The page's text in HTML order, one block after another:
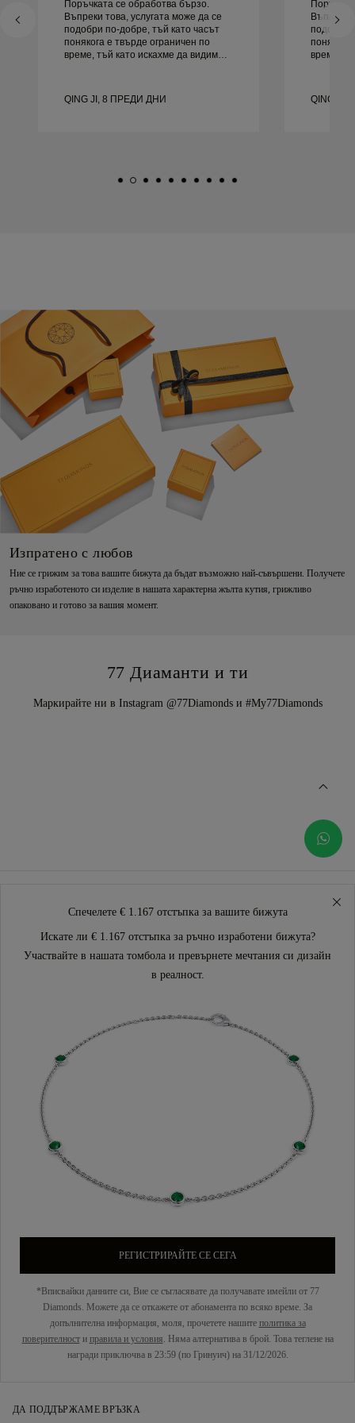
Поръчката се обработва бързо.
Въпреки това, услугата може да се
подобри по-добре, тъй като часът
понякога е твърде ограничен по
време, тъй като искахме да видим
бижута. Жена ми е щастлива.
QING JI, 8 ПРЕДИ ДНИ
Въпреки
подобри
време,
бижута.
QING JI,
Изпратено с любов
Ние се грижим за това вашите бижута да бъдат възможно най-съвършени. Получете
ръчно изработеното си изделие в нашата характерна жълта кутия, грижливо
опаковано и готово за вашия момент.
77 Диаманти и ти
Маркирайте ни в Instagram @77Diamonds и #My77Diamonds
Спечелете € 1.167 отстъпка за вашите бижута
Искате ли € 1.167 отстъпка за ръчно изработени бижута?
Участвайте в нашата томбола и превърнете мечтания си дизайн
в реалност.
РЕГИСТРИРАЙТЕ СЕ СЕГА
*Вписвайки данните си, Вие се съгласявате да получавате имейли от 77
Diamonds. Можете да се откажете от абонамента по всяко време. За
допълнителна информация, моля, прочетете нашите политика за
поверителности правила и условия. Няма алтернатива в брой. Това теглене на
награди приключва в 23:59 (по Гринуич) на 31/12/2026.
ДА ПОДДЪРЖАМЕ ВРЪЗКА